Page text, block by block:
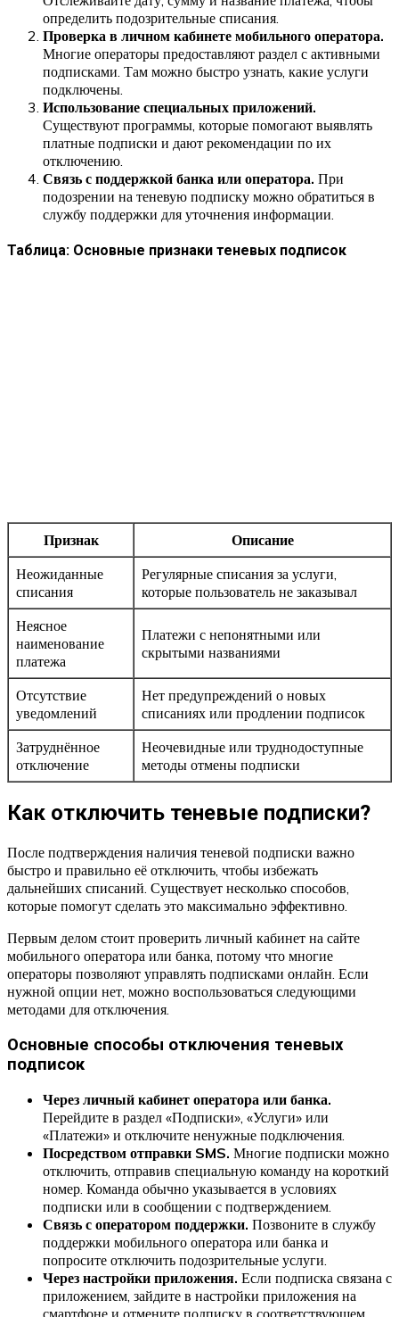
определить подозрительные списания.
Проверка в личном кабинете мобильного оператора.
Многие операторы предоставляют раздел с активными
подписками. Там можно быстро узнать, какие услуги
подключены.
Использование специальных приложений.
Существуют программы, которые помогают выявлять
платные подписки и дают рекомендации по их
отключению.
Связь с поддержкой банка или оператора. При
подозрении на теневую подписку можно обратиться в
службу поддержки для уточнения информации.
Таблица: Основные признаки теневых подписок
Признак
Описание
Неожиданные
списания
Регулярные списания за услуги,
которые пользователь не заказывал
Неясное
наименование
платежа
Платежи с непонятными или
скрытыми названиями
Отсутствие
уведомлений
Нет предупреждений о новых
списаниях или продлении подписок
Затруднённое
отключение
Неочевидные или труднодоступные
методы отмены подписки
Как отключить теневые подписки?
После подтверждения наличия теневой подписки важно
быстро и правильно её отключить, чтобы избежать
дальнейших списаний. Существует несколько способов,
которые помогут сделать это максимально эффективно.
Первым делом стоит проверить личный кабинет на сайте
мобильного оператора или банка, потому что многие
операторы позволяют управлять подписками онлайн. Если
нужной опции нет, можно воспользоваться следующими
методами для отключения.
Основные способы отключения теневых
подписок
Через личный кабинет оператора или банка.
Перейдите в раздел «Подписки», «Услуги» или
«Платежи» и отключите ненужные подключения.
Посредством отправки SMS. Многие подписки можно
отключить, отправив специальную команду на короткий
номер. Команда обычно указывается в условиях
подписки или в сообщении с подтверждением.
Связь с оператором поддержки. Позвоните в службу
поддержки мобильного оператора или банка и
попросите отключить подозрительные услуги.
Через настройки приложения. Если подписка связана с
приложением, зайдите в настройки приложения на